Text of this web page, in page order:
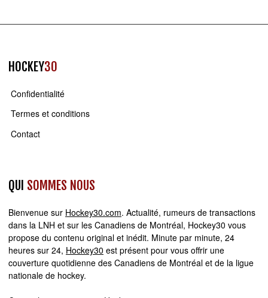
HOCKEY30
Confidentialité
Termes et conditions
Contact
QUI SOMMES NOUS
Bienvenue sur Hockey30.com. Actualité, rumeurs de transactions
dans la LNH et sur les Canadiens de Montréal, Hockey30 vous
propose du contenu original et inédit. Minute par minute, 24
heures sur 24, Hockey30 est présent pour vous offrir une
couverture quotidienne des Canadiens de Montréal et de la ligue
nationale de hockey.